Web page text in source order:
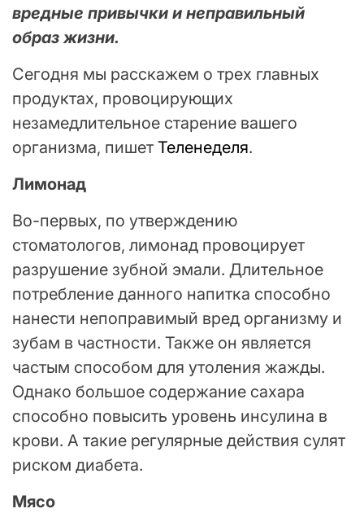
вредные привычки и неправильный
образ жизни.
Сегодня мы расскажем о трех главных
продуктах, провоцирующих
незамедлительное старение вашего
организма, пишет Теленеделя.
Лимонад
Во-первых, по утверждению
стоматологов, лимонад провоцирует
разрушение зубной эмали. Длительное
потребление данного напитка способно
нанести непоправимый вред организму и
зубам в частности. Также он является
частым способом для утоления жажды.
Однако большое содержание сахара
способно повысить уровень инсулина в
крови. А такие регулярные действия сулят
риском диабета.
Мясо